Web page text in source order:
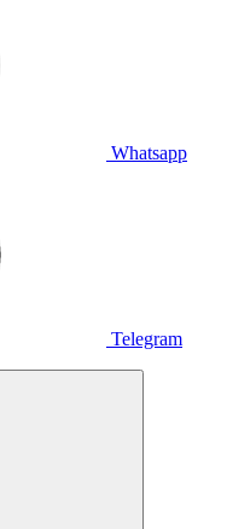
Whatsapp
Telegram